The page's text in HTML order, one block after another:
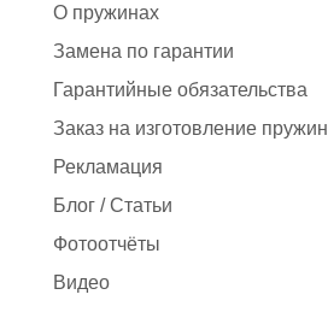
О пружинах
Замена по гарантии
Гарантийные обязательства
Заказ на изготовление пружин
Рекламация
Блог / Статьи
Фотоотчёты
Видео